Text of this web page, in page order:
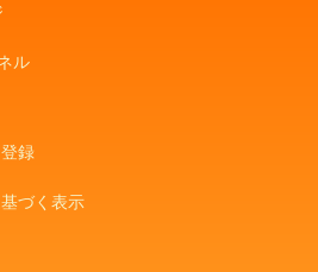
ル
録
づく表示